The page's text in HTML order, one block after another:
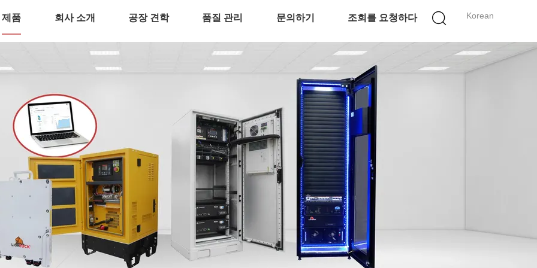
Korean
제품 회사 소개 공장 견학 품질 관리 문의하기 조회를 요청하다